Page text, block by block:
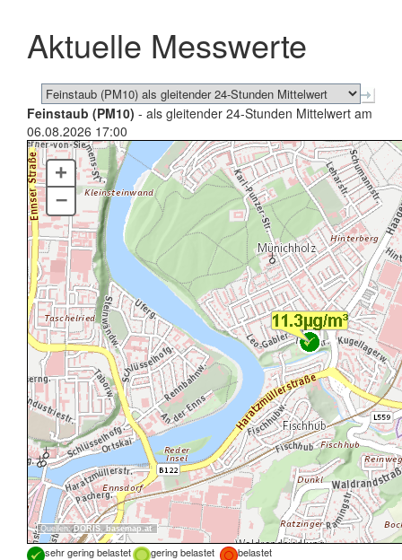
schließen
Aktuelle Messwerte
Feinstaub (PM10) - als gleitender 24-Stunden Mittelwert am
06.08.2026 17:00
Quellen:DORIS, basemap.at
+
–
sehr gering belastet gering belastet
belastet